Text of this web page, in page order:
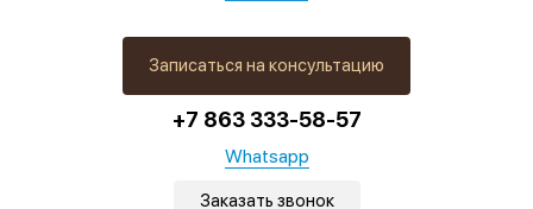
Записаться на консультацию
+7 863 333-58-57
Whatsapp
Заказать звонок